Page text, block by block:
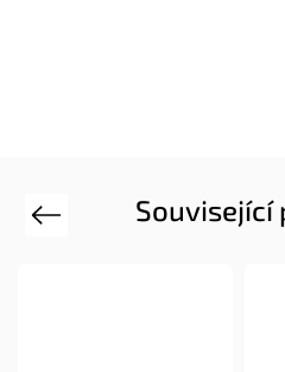
Související
Previous